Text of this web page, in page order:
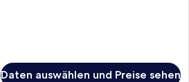
Daten auswählen und Preise sehen